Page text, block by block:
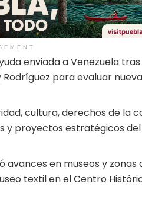
enviada a Venezuela
para evaluar
cultura, derechos de la
y proyectos estratégicos
en museos y zonas
textil en el Centro